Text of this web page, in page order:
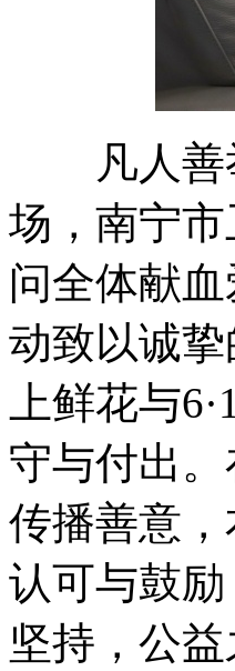
凡人善举
场，南宁
问全体献
动致以诚
上鲜花与
守与付出
传播善意
认可与鼓
坚持，公